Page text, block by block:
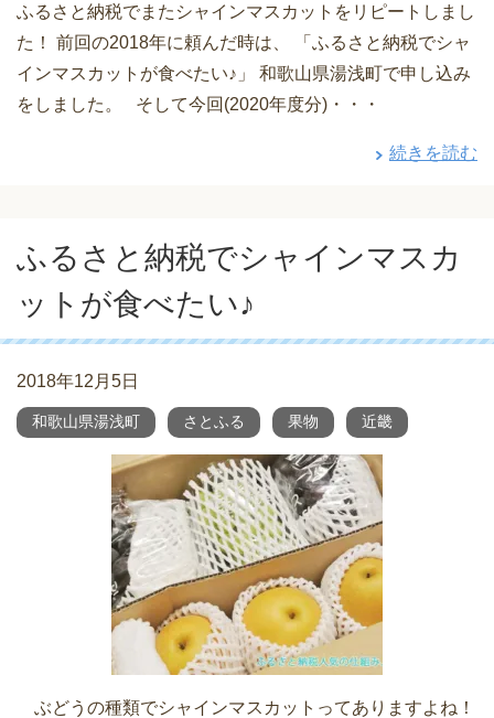
ふるさと納税でまたシャインマスカットをリピートしまし
た！ 前回の2018年に頼んだ時は、 「ふるさと納税でシャ
インマスカットが食べたい♪」 和歌山県湯浅町で申し込み
をしました。 そして今回(2020年度分)・・・
続きを読む
ふるさと納税でシャインマスカ
ットが食べたい♪
2018年12月5日
和歌山県湯浅町 さとふる 果物 近畿
ぶどうの種類でシャインマスカットってありますよね！